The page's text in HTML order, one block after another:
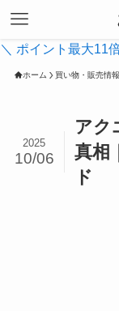
＼ ポイント最大11
ホーム 買い物・販売情報
アク
真相
ド
2025
10/06